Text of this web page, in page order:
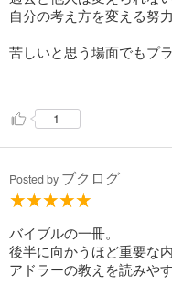
冷静に許容し、相手の意
た。
落ち込んで悩んで他人
抵、『世界の中心が自分
きました。でも、実際に
する。世界の中心は、決
その事実、色んな人から
けました。
本書では、自分が周りの
ストアップして、１つず
自分の考え方を変える努力
苦しいと思う場面でもプ
親は叱って子供に反応す
にかまってもらえると思
負の態度をとるようにな
が重要である。
1
Posted by ブクログ
バイブルの一冊。
後半に向かうほど重要な内
アドラーの教えを読みや